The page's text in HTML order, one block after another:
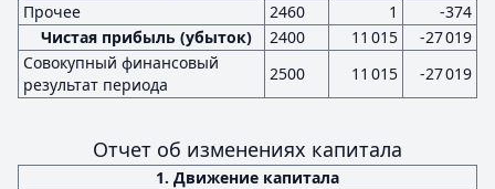
Прочее
2460 1
-374
Чистая прибыль (убыток)
2400 11 015
-27 019
Совокупный финансовый
результат периода
2500 11 015 -27 019
Отчет об изменениях капитала
1. Движение капитала